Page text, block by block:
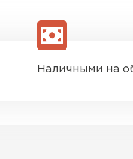
Наличными на